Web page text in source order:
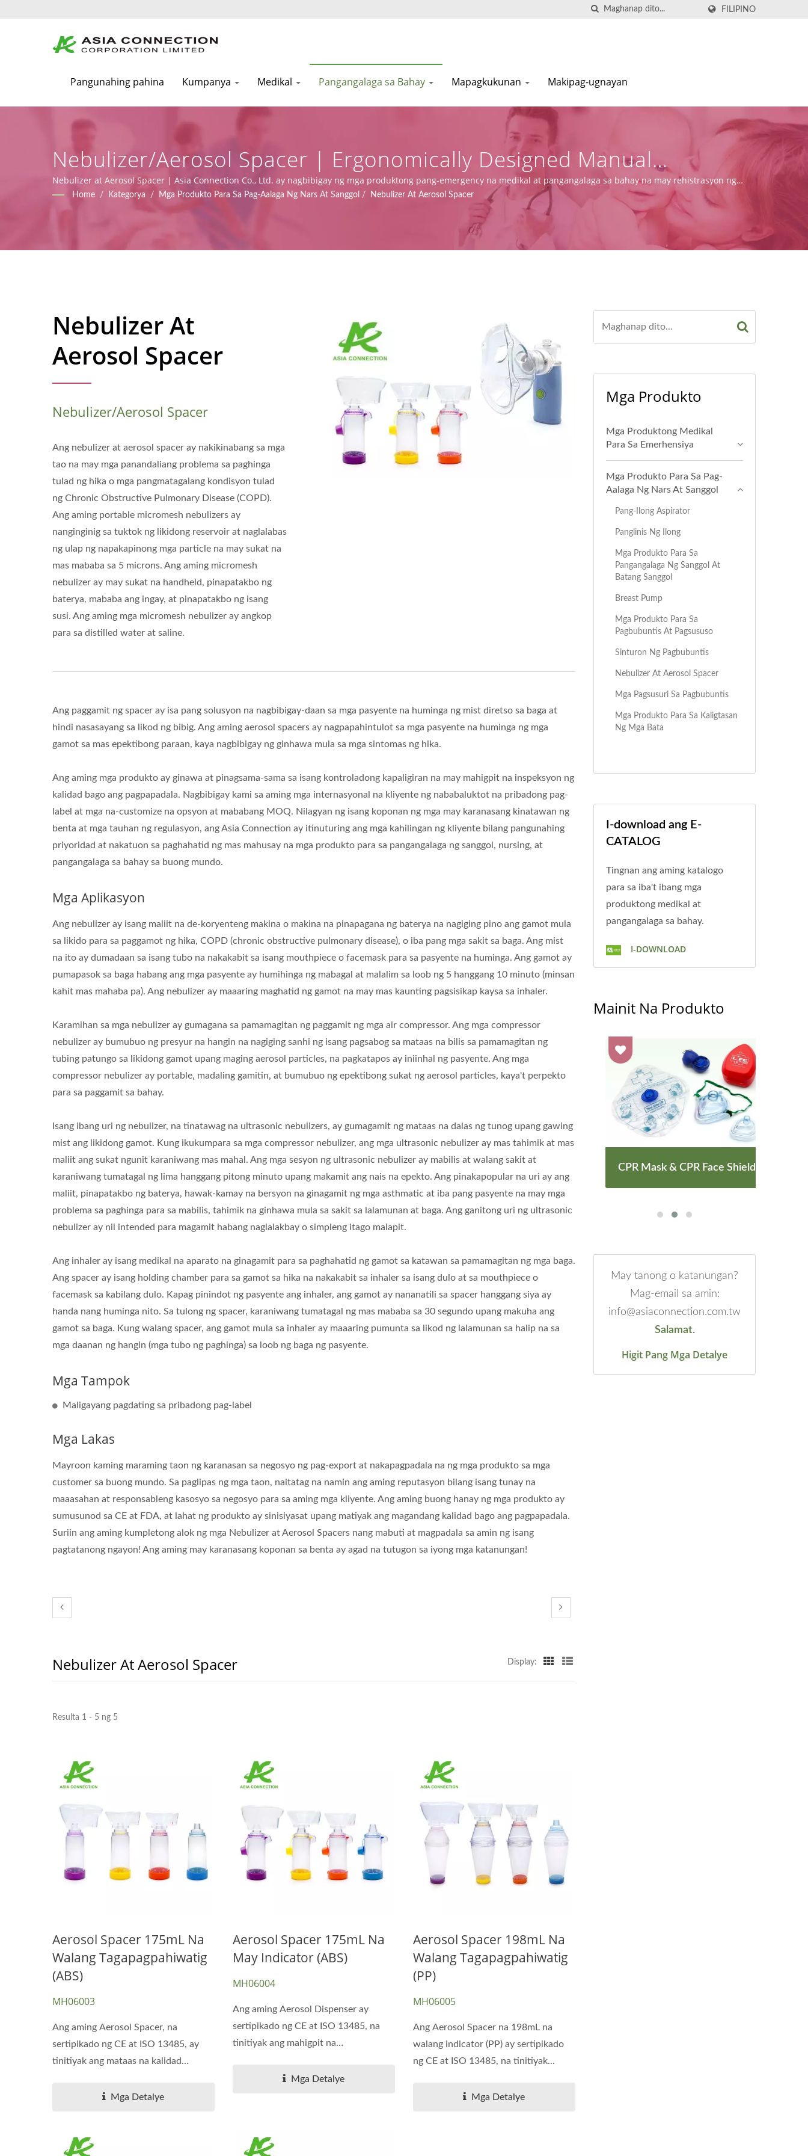
FILIPINO
Pangunahing pahina Kumpanya Medikal Pangangalaga sa Bahay Mapagkukunan Makipag-ugnayan
Nebulizer/Aerosol Spacer | Ergonomically Designed Manual
Resuscitator BVMs | Asia Connection
Nebulizer at Aerosol Spacer | Asia Connection Co., Ltd. ay nagbibigay ng mga produktong pang-emergency na medikal at pangangalaga sa bahay na may rehistrasyon ng
FDA, ISO 9001, ISO 13485 at mga sertipiko ng CE sa ilalim ng MDR (Regulasyon (EU) 2017/745), kasama ang disenyo, OEM, at kakayahan sa pagmamanupaktura.
Home / Kategorya / Mga Produkto Para Sa Pag-Aalaga Ng Nars At Sanggol / Nebulizer At Aerosol Spacer
Nebulizer At
Aerosol Spacer
Nebulizer/Aerosol Spacer
Ang nebulizer at aerosol spacer ay nakikinabang sa mga
tao na may mga panandaliang problema sa paghinga
tulad ng hika o mga pangmatagalang kondisyon tulad
ng Chronic Obstructive Pulmonary Disease (COPD).
Ang aming portable micromesh nebulizers ay
nanginginig sa tuktok ng likidong reservoir at naglalabas
ng ulap ng napakapinong mga particle na may sukat na
mas mababa sa 5 microns. Ang aming micromesh
nebulizer ay may sukat na handheld, pinapatakbo ng
baterya, mababa ang ingay, at pinapatakbo ng isang
susi. Ang aming mga micromesh nebulizer ay angkop
para sa distilled water at saline.
Ang paggamit ng spacer ay isa pang solusyon na nagbibigay-daan sa mga pasyente na huminga ng mist diretso sa baga at
hindi nasasayang sa likod ng bibig. Ang aming aerosol spacers ay nagpapahintulot sa mga pasyente na huminga ng mga
gamot sa mas epektibong paraan, kaya nagbibigay ng ginhawa mula sa mga sintomas ng hika.
Ang aming mga produkto ay ginawa at pinagsama-sama sa isang kontroladong kapaligiran na may mahigpit na inspeksyon ng
kalidad bago ang pagpapadala. Nagbibigay kami sa aming mga internasyonal na kliyente ng nababaluktot na pribadong pag-
label at mga na-customize na opsyon at mababang MOQ. Nilagyan ng isang koponan ng mga may karanasang kinatawan ng
benta at mga tauhan ng regulasyon, ang Asia Connection ay itinuturing ang mga kahilingan ng kliyente bilang pangunahing
priyoridad at nakatuon sa paghahatid ng mas mahusay na mga produkto para sa pangangalaga ng sanggol, nursing, at
pangangalaga sa bahay sa buong mundo.
Mga Aplikasyon
Ang nebulizer ay isang maliit na de-koryenteng makina o makina na pinapagana ng baterya na nagiging pino ang gamot mula
sa likido para sa paggamot ng hika, COPD (chronic obstructive pulmonary disease), o iba pang mga sakit sa baga. Ang mist
na ito ay dumadaan sa isang tubo na nakakabit sa isang mouthpiece o facemask para sa pasyente na huminga. Ang gamot ay
pumapasok sa baga habang ang mga pasyente ay humihinga ng mabagal at malalim sa loob ng 5 hanggang 10 minuto (minsan
kahit mas mahaba pa). Ang nebulizer ay maaaring maghatid ng gamot na may mas kaunting pagsisikap kaysa sa inhaler.
Karamihan sa mga nebulizer ay gumagana sa pamamagitan ng paggamit ng mga air compressor. Ang mga compressor
nebulizer ay bumubuo ng presyur na hangin na nagiging sanhi ng isang pagsabog sa mataas na bilis sa pamamagitan ng
tubing patungo sa likidong gamot upang maging aerosol particles, na pagkatapos ay iniinhal ng pasyente. Ang mga
compressor nebulizer ay portable, madaling gamitin, at bumubuo ng epektibong sukat ng aerosol particles, kaya't perpekto
para sa paggamit sa bahay.
Isang ibang uri ng nebulizer, na tinatawag na ultrasonic nebulizers, ay gumagamit ng mataas na dalas ng tunog upang gawing
mist ang likidong gamot. Kung ikukumpara sa mga compressor nebulizer, ang mga ultrasonic nebulizer ay mas tahimik at mas
maliit ang sukat ngunit karaniwang mas mahal. Ang mga sesyon ng ultrasonic nebulizer ay mabilis at walang sakit at
karaniwang tumatagal ng lima hanggang pitong minuto upang makamit ang nais na epekto. Ang pinakapopular na uri ay ang
maliit, pinapatakbo ng baterya, hawak-kamay na bersyon na ginagamit ng mga asthmatic at iba pang pasyente na may mga
problema sa paghinga para sa mabilis, tahimik na ginhawa mula sa sakit sa lalamunan at baga. Ang ganitong uri ng ultrasonic
nebulizer ay nil intended para magamit habang naglalakbay o simpleng itago malapit.
Ang inhaler ay isang medikal na aparato na ginagamit para sa paghahatid ng gamot sa katawan sa pamamagitan ng mga baga.
Ang spacer ay isang holding chamber para sa gamot sa hika na nakakabit sa inhaler sa isang dulo at sa mouthpiece o
facemask sa kabilang dulo. Kapag pinindot ng pasyente ang inhaler, ang gamot ay nananatili sa spacer hanggang siya ay
handa nang huminga nito. Sa tulong ng spacer, karaniwang tumatagal ng mas mababa sa 30 segundo upang makuha ang
gamot sa baga. Kung walang spacer, ang gamot mula sa inhaler ay maaaring pumunta sa likod ng lalamunan sa halip na sa
mga daanan ng hangin (mga tubo ng paghinga) sa loob ng baga ng pasyente.
Mga Tampok
Maligayang pagdating sa pribadong pag-label
Mga Lakas
Mayroon kaming maraming taon ng karanasan sa negosyo ng pag-export at nakapagpadala na ng mga produkto sa mga
customer sa buong mundo. Sa paglipas ng mga taon, naitatag na namin ang aming reputasyon bilang isang tunay na
maaasahan at responsableng kasosyo sa negosyo para sa aming mga kliyente. Ang aming buong hanay ng mga produkto ay
sumusunod sa CE at FDA, at lahat ng produkto ay sinisiyasat upang matiyak ang magandang kalidad bago ang pagpapadala.
Suriin ang aming kumpletong alok ng mga Nebulizer at Aerosol Spacers nang mabuti at magpadala sa amin ng isang
pagtatanong ngayon! Ang aming may karanasang koponan sa benta ay agad na tutugon sa iyong mga katanungan!
Nebulizer At Aerosol Spacer Display:
Resulta 1 - 5 ng 5
Aerosol Spacer 175mL Na
Walang Tagapagpahiwatig
(ABS)
MH06003
Ang aming Aerosol Spacer, na
sertipikado ng CE at ISO 13485, ay
tinitiyak ang mataas na kalidad...
Mga Detalye
Aerosol Spacer 175mL Na
May Indicator (ABS)
MH06004
Ang aming Aerosol Dispenser ay
sertipikado ng CE at ISO 13485, na
tinitiyak ang mahigpit na
Mga Detalye
Aerosol Spacer 198mL Na
Walang Tagapagpahiwatig
(PP)
MH06005
Ang Aerosol Spacer na 198mL na
walang indicator (PP) ay sertipikado
ng CE at ISO 13485, na tinitiyak...
Mga Detalye
Mga Produkto
Mga Produktong Medikal
Para Sa Emerhensiya
Mga Produkto Para Sa Pag-
Aalaga Ng Nars At Sanggol
Pang-Ilong Aspirator
Panglinis Ng Ilong
Mga Produkto Para Sa
Pangangalaga Ng Sanggol At
Batang Sanggol
Breast Pump
Mga Produkto Para Sa
Pagbubuntis At Pagsususo
Sinturon Ng Pagbubuntis
Nebulizer At Aerosol Spacer
Mga Pagsusuri Sa Pagbubuntis
Mga Produkto Para Sa Kaligtasan
Ng Mga Bata
I-download ang E-
CATALOG
Tingnan ang aming katalogo
para sa iba't ibang mga
produktong medikal at
pangangalaga sa bahay.
I-DOWNLOAD
Mainit Na Produkto
CPR Mask & CPR Face Shield
Twin Port CPAP Mask
Nasal Aspirator CPR Mask & CPR Face Shield
May tanong o katanungan?
Mag-email sa amin:
info@asiaconnection.com.tw
Salamat.
Higit Pang Mga Detalye